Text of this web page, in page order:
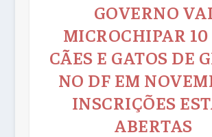
GOVERNO VAI
MICROCHIPAR
CÃES E GATOS DE
NO DF EM
INSCRIÇÕES
ABERTAS